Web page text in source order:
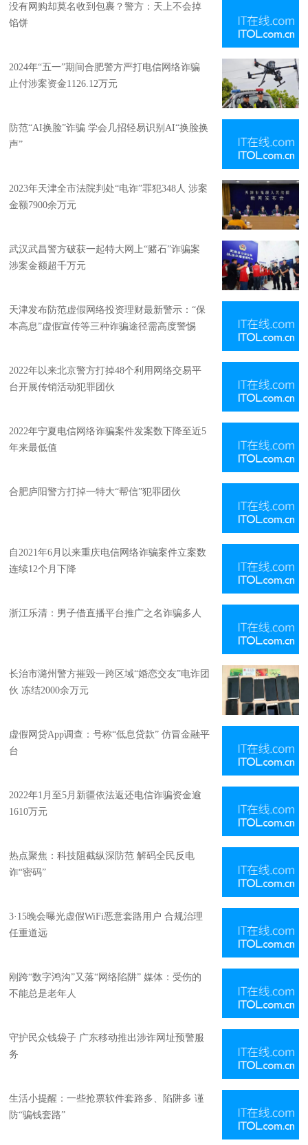
没有网购却莫名收到包裹？警方：天上不会掉
馅饼
2024年“五一”期间合肥警方严打电信网络诈骗
止付涉案资金1126.12万元
防范“AI换脸”诈骗 学会几招轻易识别AI“换脸换
声”
2023年天津全市法院判处“电诈”罪犯348人 涉案
金额7900余万元
武汉武昌警方破获一起特大网上“赌石”诈骗案
涉案金额超千万元
天津发布防范虚假网络投资理财最新警示：“保
本高息”虚假宣传等三种诈骗途径需高度警惕
2022年以来北京警方打掉48个利用网络交易平
台开展传销活动犯罪团伙
2022年宁夏电信网络诈骗案件发案数下降至近5
年来最低值
合肥庐阳警方打掉一特大“帮信”犯罪团伙
自2021年6月以来重庆电信网络诈骗案件立案数
连续12个月下降
浙江乐清：男子借直播平台推广之名诈骗多人
长治市潞州警方摧毁一跨区域“婚恋交友”电诈团
伙 冻结2000余万元
虚假网贷App调查：号称“低息贷款” 仿冒金融平
台
2022年1月至5月新疆依法返还电信诈骗资金逾
1610万元
热点聚焦：科技阻截纵深防范 解码全民反电
诈“密码”
3·15晚会曝光虚假WiFi恶意套路用户 合规治理
任重道远
刚跨“数字鸿沟”又落“网络陷阱” 媒体：受伤的
不能总是老年人
守护民众钱袋子 广东移动推出涉诈网址预警服
务
生活小提醒：一些抢票软件套路多、陷阱多 谨
防“骗钱套路”